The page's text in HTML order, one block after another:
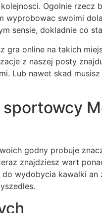
Ogolnie rzecz
wyprobowac swoimi
sensie, dokladnie co
gra online na takich
z naszej posty
Lub nawet skad
godny probuje
znajdziesz wart
wydobycia kawalki an